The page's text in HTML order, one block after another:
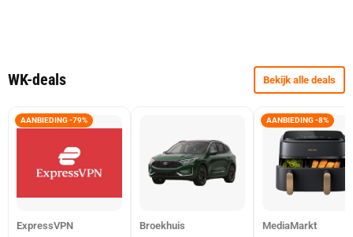
WK-deals Bekijk alle deals
AANBIEDING -79%
ExpressVPN Broekhuis
AANBIEDING -8%
MediaMarkt